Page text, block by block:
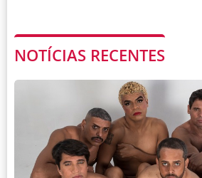
NOTÍCIAS RECENTES